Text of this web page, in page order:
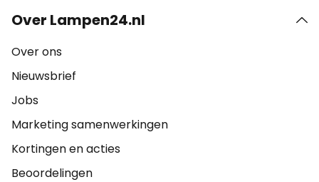
Over Lampen24.nl
Over ons
Nieuwsbrief
Jobs
Marketing samenwerkingen
Kortingen en acties
Beoordelingen